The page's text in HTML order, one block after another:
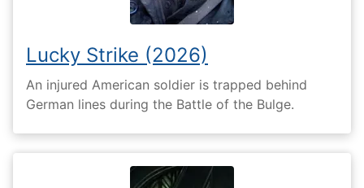
Lucky Strike (2026)
An injured American soldier is trapped behind
German lines during the Battle of the Bulge.